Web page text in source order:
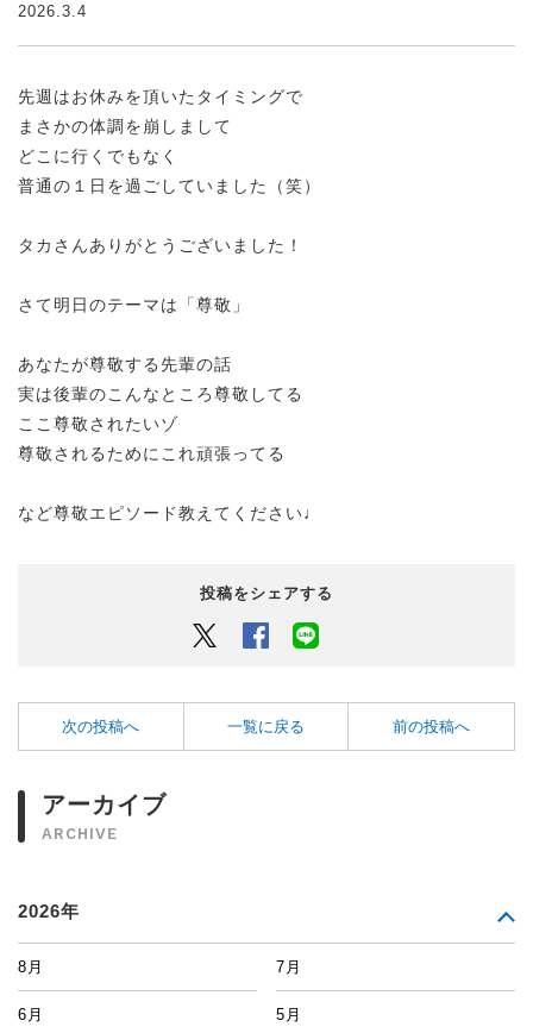
2026.3.4
先週はお休みを頂いたタイミングで
まさかの体調を崩しまして
どこに行くでもなく
普通の１日を過ごしていました（笑）
タカさんありがとうございました！
さて明日のテーマは「尊敬」
あなたが尊敬する先輩の話
実は後輩のこんなところ尊敬してる
ここ尊敬されたいゾ
尊敬されるためにこれ頑張ってる
など尊敬エピソード教えてください♩
投稿をシェアする
Twitter Facebook
次の投稿へ 一覧に戻る 前の投稿へ
アーカイブ
ARCHIVE
2026年
8月 7月
6月 5月